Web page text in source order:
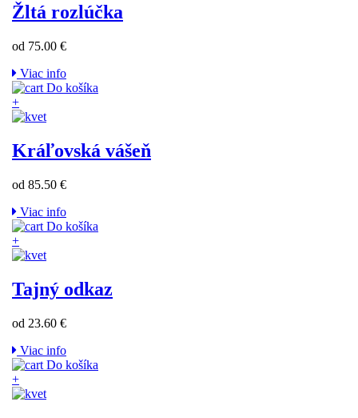
Žltá rozlúčka
od 75.00 €
Viac info
Do košíka
+
Kráľovská vášeň
od 85.50 €
Viac info
Do košíka
+
Tajný odkaz
od 23.60 €
Viac info
Do košíka
+